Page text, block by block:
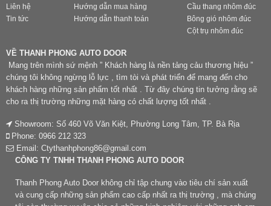
Liên hệ
Tin tức
Hướng dẫn mua hàng
Hướng dẫn thanh toán
Cầu thang nhôm đúc
Bông gió nhôm đúc
Cột trụ nhôm đúc
VỀ THANH PHONG AUTO DOOR
Mang trên mình sứ mệnh ” Khách hàng là nền tảng cảu thương hiệu ”
chúng tôi không ngừng lỗ lực , tìm tòi và phát triển để mang đến cho
khách hàng những sản phẩm tốt nhất . Từ đây chúng tin tưởng rằng sẽ
cho ra thị trường những mặt hàng có chất lượng tốt nhất .
Showroom: Số 460 Võ Văn Kiệt, Phường Long Tâm, TP. Bà Rịa
Phone: 0966 212 323
Email: Ctythanhphong86@gmail.com
CÔNG TY TNHH THANH PHONG AUTO DOOR
Thanh Phong Auto Door không chỉ tập chung vào tiêu chí sản xuất
và cung cấp những sản phẩm cao cấp nhất ra thị trường , mà chúng